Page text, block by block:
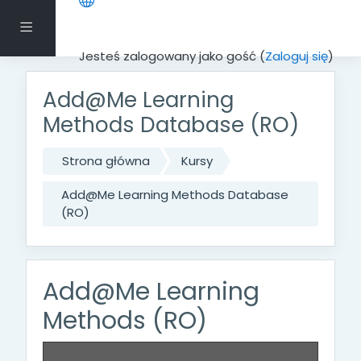
Panel boczny
Jesteś zalogowany jako gość (Zaloguj się)
Przejdź do głównej zawartości
Add@Me Learning
Methods Database (RO)
Strona główna
Kursy
Add@Me Learning Methods Database
(RO)
Add@Me Learning
Methods (RO)